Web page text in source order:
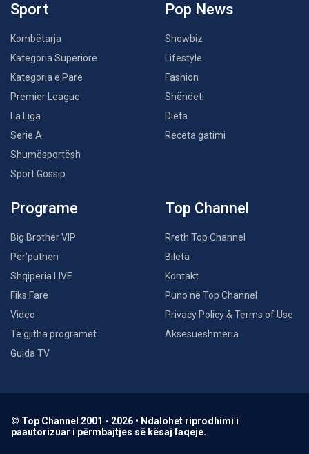
Sport
Kombëtarja
Kategoria Superiore
Kategoria e Parë
Premier League
La Liga
Serie A
Shumësportësh
Sport Gossip
Pop News
Showbiz
Lifestyle
Fashion
Shëndeti
Dieta
Receta gatimi
Programe
Big Brother VIP
Për’puthen
Shqipëria LIVE
Fiks Fare
Video
Të gjitha programet
Guida TV
Top Channel
Rreth Top Channel
Bileta
Kontakt
Puno në Top Channel
Privacy Policy & Terms of Use
Aksesueshmëria
© Top Channel 2001 - 2026 • Ndalohet riprodhimi i
paautorizuar i përmbajtjes së kësaj faqeje.